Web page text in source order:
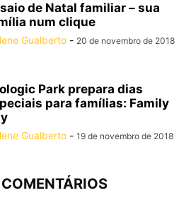
de Natal familiar – sua
num clique
Gualberto - 20 de novembro de 2018
Park prepara dias
para famílias: Family
Gualberto - 19 de novembro de 2018